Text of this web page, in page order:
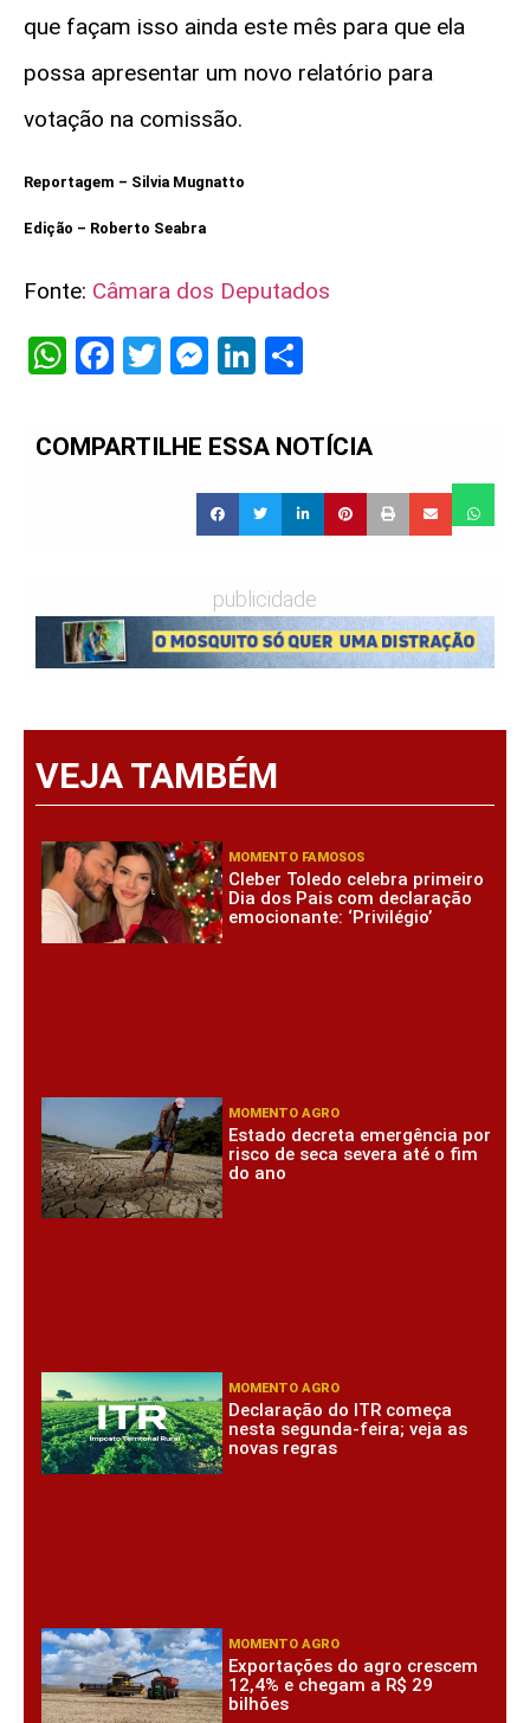
que façam isso ainda este mês para que ela
possa apresentar um novo relatório para
votação na comissão.
Reportagem – Silvia Mugnatto
Edição – Roberto Seabra
Fonte: Câmara dos Deputados
WhatsApp
Facebook
Twitter
Messenger
LinkedIn
COMPARTILHE ESSA NOTÍCIA
publicidade
VEJA TAMBÉM
MOMENTO FAMOSOS
Cleber Toledo celebra primeiro
Dia dos Pais com declaração
emocionante: ‘Privilégio’
MOMENTO AGRO
Estado decreta emergência por
risco de seca severa até o fim
do ano
MOMENTO AGRO
Declaração do ITR começa
nesta segunda-feira; veja as
novas regras
MOMENTO AGRO
Exportações do agro crescem
12,4% e chegam a R$ 29
bilhões